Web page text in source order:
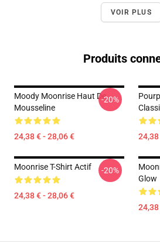
VOIR PLUS
Produits
Moody Moonrise Haut De
Mousseline
24,38 € - 28,06 €
-20%
Moonrise T-Shirt Actif
24,38 € - 28,06 €
-20%
Glow